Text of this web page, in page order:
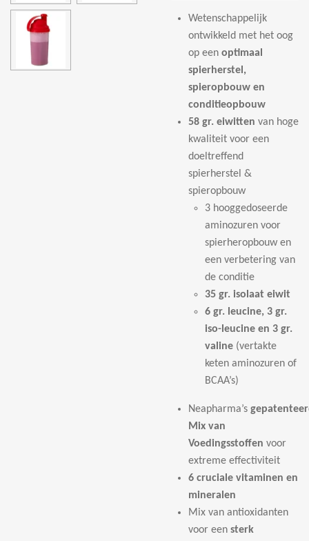
Wetenschappelijk
ontwikkeld met het oog
op een optimaal
spierherstel,
spieropbouw en
conditieopbouw
58 gr. eiwitten van hoge
kwaliteit voor een
doeltreffend
spierherstel &
spieropbouw
3 hooggedoseerde
aminozuren voor
spierheropbouw en
een verbetering van
de conditie
35 gr. isolaat eiwit
6 gr. leucine, 3 gr.
iso-leucine en 3 gr.
valine (vertakte
keten aminozuren of
BCAA’s)
Neapharma’s
Mix van
Voedingsstoffen voor
extreme effectiviteit
6 cruciale vitaminen en
mineralen
Mix van antioxidanten
voor een sterk